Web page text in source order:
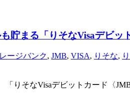
貯まる「りそなVisaデビッ
ージバンク, JMB, VISA, りそな,
そなVisaデビットカード〈JMB